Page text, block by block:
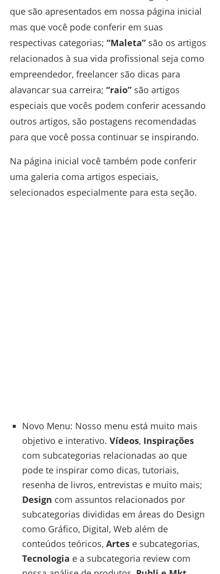
que são apresentados em nossa página inicial
mas que você pode conferir em suas
respectivas categorias; “Maleta” são os artigos
relacionados à sua vida profissional seja como
empreendedor, freelancer são dicas para
alavancar sua carreira; “raio” são artigos
especiais que vocês podem conferir acessando
outros artigos, são postagens recomendadas
para que você possa continuar se inspirando.
Na página inicial você também pode conferir
uma galeria coma artigos especiais,
selecionados especialmente para esta seção.
Novo Menu: Nosso menu está muito mais
objetivo e interativo. Vídeos, Inspirações
com subcategorias relacionadas ao que
pode te inspirar como dicas, tutoriais,
resenha de livros, entrevistas e muito mais;
Design com assuntos relacionados por
subcategorias divididas em áreas do Design
como Gráfico, Digital, Web além de
conteúdos teóricos, Artes e subcategorias,
Tecnologia e a subcategoria review com